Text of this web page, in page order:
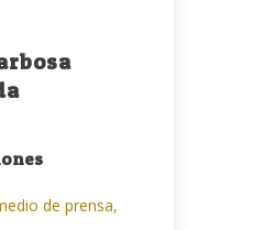
de prensa,